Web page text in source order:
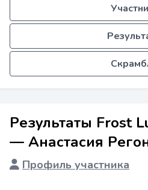
Результаты Frost
— Анастасия
Профиль участника